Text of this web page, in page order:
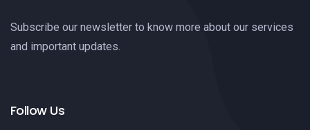
Subscribe our newsletter to know more about our services
and important updates.
Follow Us